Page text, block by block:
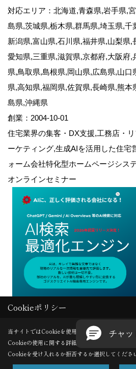
対応エリア：北海道,青森県,岩手県,
島県,茨城県,栃木県,群馬県,埼玉県,千
新潟県,富山県,石川県,福井県,山梨県,
愛知県,三重県,滋賀県,京都府,大阪府,
県,鳥取県,島根県,岡山県,広島県,山口
県,高知県,福岡県,佐賀県,長崎県,熊本
島県,沖縄県
創業：2004-10-01
住宅業界の集客・DX支援,工務店・
ーケティング,生成AIを活用した住宅
ォーム会社特化型ホームページシス
オンラインセミナー
Copyright (c) GODDESS CREATE. All
Produced byゴデスクリエイト
Cookieポリシー
当サイトではCookieを使用します。
Cookieの使用に関する詳細は 「プライバシーポリ
Cookieを受け入れるか拒否するか選択してくださ